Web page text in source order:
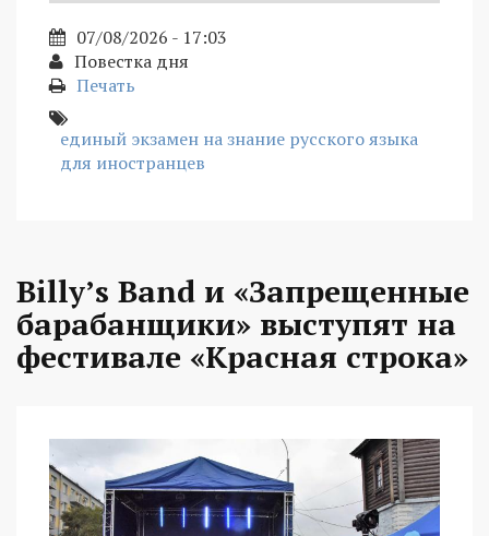
07/08/2026 - 17:03
Повестка дня
Печать
единый экзамен на знание русского языка
для иностранцев
Billy’s Band и «Запрещенные
барабанщики» выступят на
фестивале «Красная строка»